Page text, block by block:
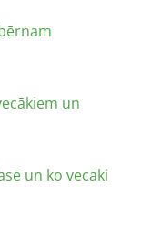
un
un ko vecāki